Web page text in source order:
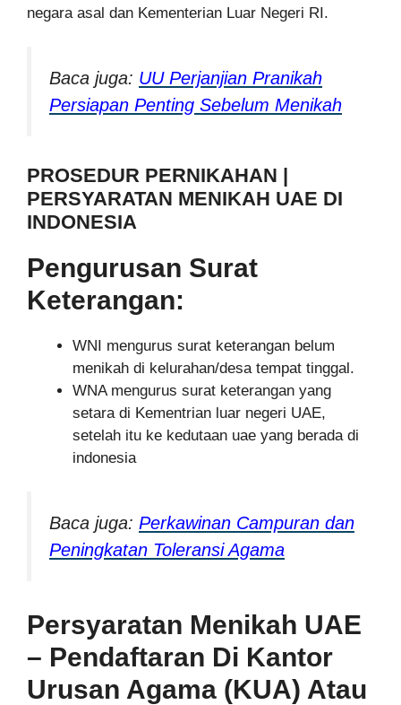
negara asal dan Kementerian Luar Negeri RI.
Baca juga: UU Perjanjian Pranikah
Persiapan Penting Sebelum Menikah
PROSEDUR PERNIKAHAN |
PERSYARATAN MENIKAH UAE DI
INDONESIA
Pengurusan Surat
Keterangan:
WNI mengurus surat keterangan belum
menikah di kelurahan/desa tempat tinggal.
WNA mengurus surat keterangan yang
setara di Kementrian luar negeri UAE,
setelah itu ke kedutaan uae yang berada di
indonesia
Baca juga: Perkawinan Campuran dan
Peningkatan Toleransi Agama
Persyaratan Menikah UAE
– Pendaftaran Di Kantor
Urusan Agama (KUA) Atau